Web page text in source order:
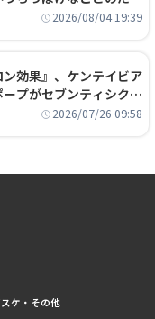
い」
2026/08/04 19:39
ン効果』、ケンテイビア
プがセブンティシクサ
2026/07/26 09:58
ケ・その他